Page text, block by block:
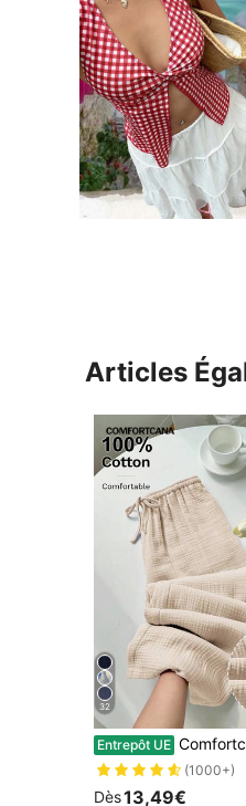
Articles
32
Entrepôt UE Comfortcana Pantalon large
(1000+)
Dès13,49€